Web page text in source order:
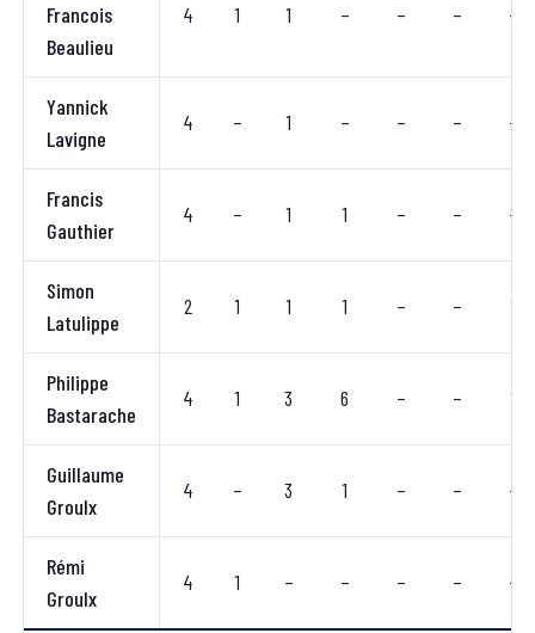
Francois
Beaulieu
4 1 1 – – – –
Yannick
Lavigne
4 – 1 – – – –
Francis
Gauthier
4 – 1 1 – – –
Simon
Latulippe
2 1 1 1 – – 1
Philippe
Bastarache
4 1 3 6 – – 1
Guillaume
Groulx
4 – 3 1 – – –
Rémi
Groulx
4 1 – – – – –